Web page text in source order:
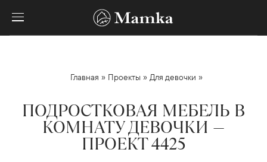
Главная » Проекты » Для девочки »
ПОДРОСТКОВАЯ МЕБЕЛЬ В
КОМНАТУ ДЕВОЧКИ —
ПРОЕКТ 4425